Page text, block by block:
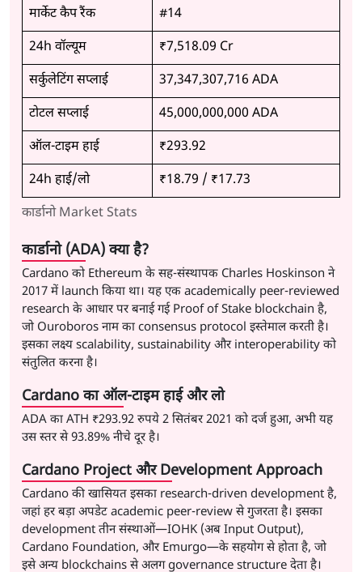
कार्डानो Market Stats
मार्केट कैप रैंक
#14
24h वॉल्यूम
₹7,518.09 Cr
सर्कुलेटिंग सप्लाई
37,347,307,716 ADA
टोटल सप्लाई
45,000,000,000 ADA
ऑल-टाइम हाई
₹293.92
24h हाई/लो
₹18.79 / ₹17.73
कार्डानो (ADA) क्या है?
Cardano को Ethereum के सह-संस्थापक Charles Hoskinson ने
2017 में launch किया था। यह एक academically peer-reviewed
research के आधार पर बनाई गई Proof of Stake blockchain है,
जो Ouroboros नाम का consensus protocol इस्तेमाल करती है।
इसका लक्ष्य scalability, sustainability और interoperability को
संतुलित करना है।
Cardano का ऑल-टाइम हाई और लो
ADA का ATH ₹293.92 रुपये 2 सितंबर 2021 को दर्ज हुआ, अभी यह
उस स्तर से93.89% नीचे दूर है।
Cardano Project और Development Approach
Cardano की खासियत इसका research-driven development है,
जहां हर बड़ा अपडेट academic peer-review से गुजरता है। इसका
development तीन संस्थाओं—IOHK (अब Input Output),
Cardano Foundation, और Emurgo—के सहयोग से होता है, जो
इसे अन्य blockchains से अलग governance structure देता है।